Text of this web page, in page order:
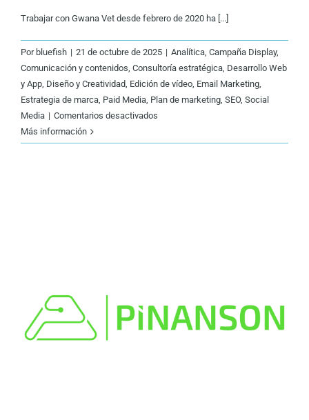
Trabajar con Gwana Vet desde febrero de 2020 ha [...]
Por bluefish | 21 de octubre de 2025 | Analítica, Campaña Display,
Comunicación y contenidos, Consultoría estratégica, Desarrollo Web
y App, Diseño y Creatividad, Edición de vídeo, Email Marketing,
Estrategia de marca, Paid Media, Plan de marketing, SEO, Social
Media | Comentarios desactivados
Vet
Más información